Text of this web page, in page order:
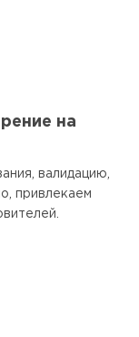
на
валидацию,
привлекаем